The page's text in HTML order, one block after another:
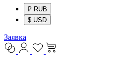
₽ RUB
$ USD
Заявка